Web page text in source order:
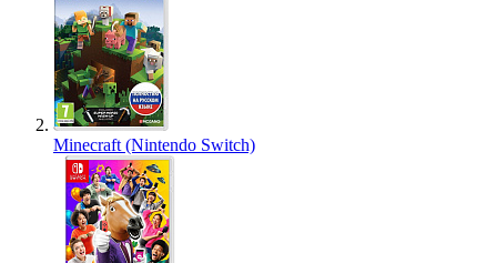
Minecraft (Nintendo Switch)